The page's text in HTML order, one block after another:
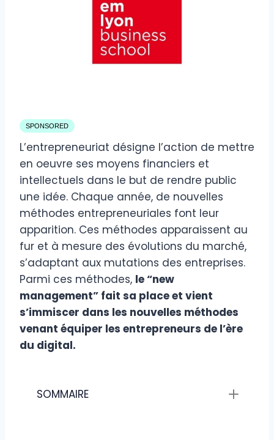
SPONSORED
L’entrepreneuriat désigne l’action de mettre
en oeuvre ses moyens financiers et
intellectuels dans le but de rendre public
une idée. Chaque année, de nouvelles
méthodes entrepreneuriales font leur
apparition. Ces méthodes apparaissent au
fur et à mesure des évolutions du marché,
s’adaptant aux mutations des entreprises.
Parmi ces méthodes, le “new
management” fait sa place et vient
s’immiscer dans les nouvelles méthodes
venant équiper les entrepreneurs de l’ère
du digital.
SOMMAIRE